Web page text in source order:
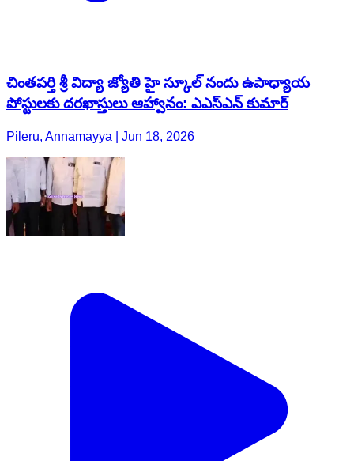
చింతపర్తి శ్రీ విద్యా జ్యోతి హై స్కూల్ నందు ఉపాధ్యాయ
పోస్టులకు దరఖాస్తులు ఆహ్వానం: ఎఎస్ఎన్ కుమార్
Pileru, Annamayya | Jun 18, 2026